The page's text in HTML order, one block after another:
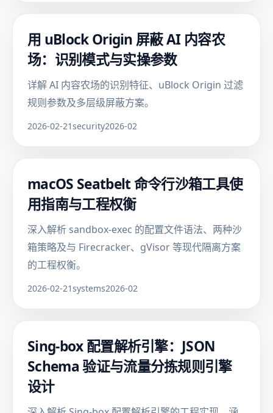
用 uBlock Origin 屏蔽 AI 内容农
场：识别模式与实操参数
详解 AI 内容农场的识别特征、uBlock Origin 过滤
规则参数及多层级屏蔽方案。
2026-02-21security2026-02
macOS Seatbelt 命令行沙箱工具使
用指南与工程权衡
深入解析 sandbox-exec 的配置文件语法、两种沙
箱策略及与 Firecracker、gVisor 等现代隔离方案
的工程权衡。
2026-02-21systems2026-02
Sing-box 配置解析引擎：JSON
Schema 验证与流量分拣规则引擎
设计